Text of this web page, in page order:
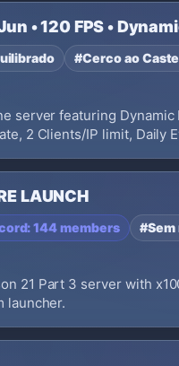
• 120 FPS •
#Cerco ao
server featuring
2 Clients/IP limit,
LAUNCH
144 members
21 Part 3 server with
launcher.